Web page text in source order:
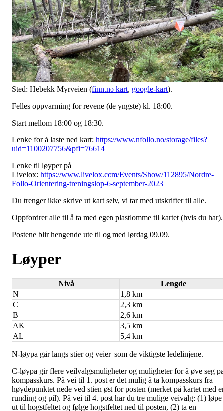
Sted: Hebekk Myrveien (finn.no kart, google-kart).
Felles oppvarming for revene (de yngste) kl. 18:00.
Start mellom 18:00 og 18:30.
Lenke for å laste ned kart: https://www.nfollo.no/storage/files?
uid=1100207756&pfi=76614
Lenke til løyper på
Livelox: https://www.livelox.com/Events/Show/112895/Nordre-
Follo-Orientering-treningslop-6-september-2023
Du trenger ikke skrive ut kart selv, vi tar med utskrifter til alle.
Oppfordrer alle til å ta med egen plastlomme til kartet (hvis du har).
Postene blir hengende ute til og med lørdag 09.09.
Løyper
Nivå
Lengde
N
1,8 km
C
2,3 km
B
2,6 km
AK
3,5 km
AL
5,4 km
N-løypa går langs stier og veier som de viktigste ledelinjene.
C-løypa gir flere veilvalgsmuligheter og muligheter for å øve seg
kompasskurs. På vei til 1. post er det mulig å ta kompasskurs fra
høydepunktet nede ved stien øst for posten (merket på kartet med
runding og pil). På vei til 4. post har du tre mulige veivalg: (1) løpe
ut til hogstfeltet og følge hogstfeltet ned til posten, (2) ta en